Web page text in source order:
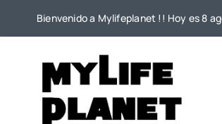
Bienvenido a Mylifeplanet !! Hoy es 8